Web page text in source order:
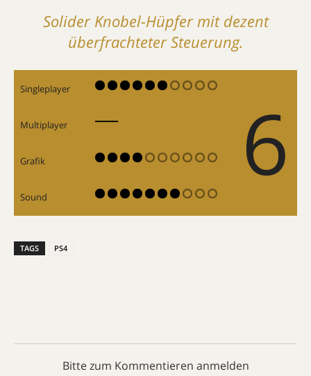
Solider Knobel-Hüpfer mit dezent
überfrachteter Steuerung.
Singleplayer 6
Multiplayer
Grafik
Sound
TAGS PS4
Bitte zum Kommentieren anmelden